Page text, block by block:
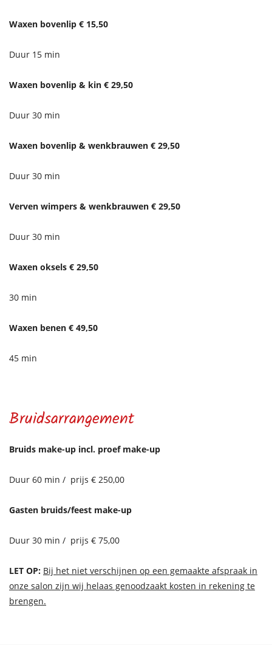
Waxen bovenlip € 15,50
Duur 15 min
Waxen bovenlip & kin € 29,50
Duur 30 min
Waxen bovenlip & wenkbrauwen € 29,50
Duur 30 min
Verven wimpers & wenkbrauwen € 29,50
Duur 30 min
Waxen oksels € 29,50
30 min
Waxen benen € 49,50
45 min
Bruidsarrangement
Bruids make-up incl. proef make-up
Duur 60 min / prijs € 250,00
Gasten bruids/feest make-up
Duur 30 min / prijs € 75,00
LET OP: Bij het niet verschijnen op een gemaakte afspraak in
onze salon zijn wij helaas genoodzaakt kosten in rekening te
brengen.